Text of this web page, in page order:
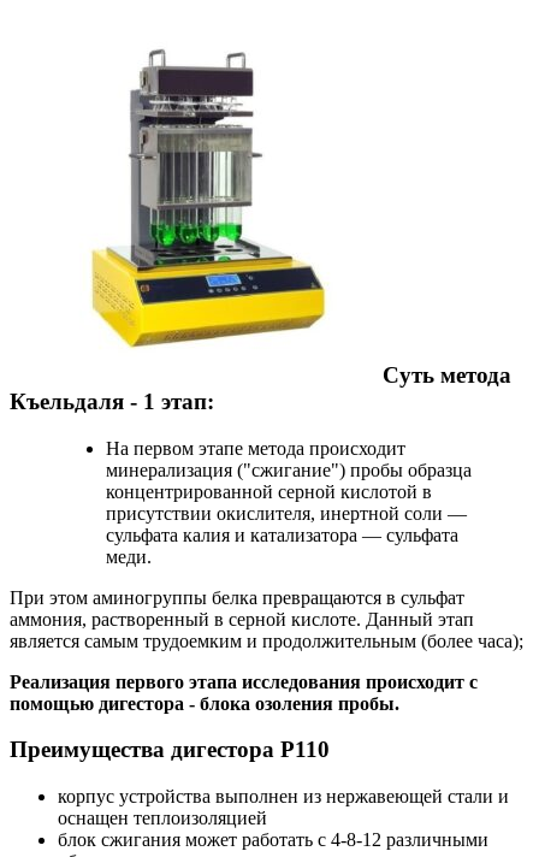
Суть метода
Къельдаля - 1 этап:
На первом этапе метода происходит
минерализация ("сжигание") пробы образца
концентрированной серной кислотой в
присутствии окислителя, инертной соли —
сульфата калия и катализатора — сульфата
меди.
При этом аминогруппы белка превращаются в сульфат
аммония, растворенный в серной кислоте. Данный этап
является самым трудоемким и продолжительным (более часа);
Реализация первого этапа исследования происходит с
помощью дигестора - блока озоления пробы.
Преимущества дигестора P110
корпус устройства выполнен из нержавеющей стали и
оснащен теплоизоляцией
блок сжигания может работать с 4-8-12 различными